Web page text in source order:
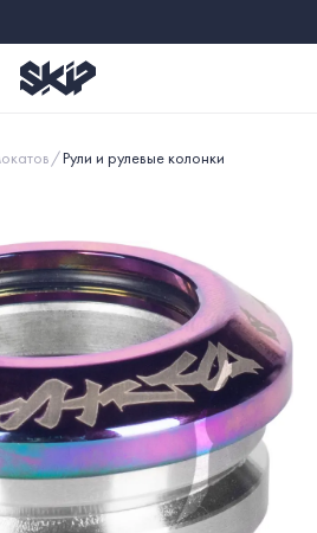
Рули и рулевые колонки